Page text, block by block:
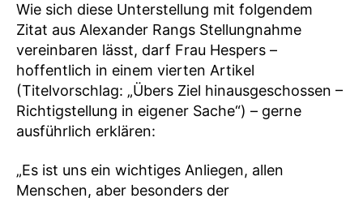
Wie sich diese Unterstellung mit folgendem
Zitat aus Alexander Rangs Stellungnahme
vereinbaren lässt, darf Frau Hespers –
hoffentlich in einem vierten Artikel
(Titelvorschlag: „Übers Ziel hinausgeschossen –
Richtigstellung in eigener Sache“) – gerne
ausführlich erklären:
„Es ist uns ein wichtiges Anliegen, allen
Menschen, aber besonders der